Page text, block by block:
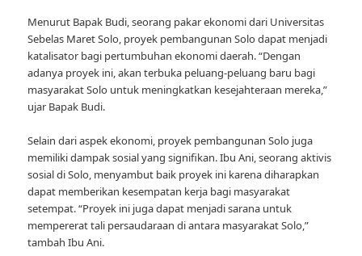
Menurut Bapak Budi, seorang pakar ekonomi dari Universitas
Sebelas Maret Solo, proyek pembangunan Solo dapat menjadi
katalisator bagi pertumbuhan ekonomi daerah. “Dengan
adanya proyek ini, akan terbuka peluang-peluang baru bagi
masyarakat Solo untuk meningkatkan kesejahteraan mereka,”
ujar Bapak Budi.
Selain dari aspek ekonomi, proyek pembangunan Solo juga
memiliki dampak sosial yang signifikan. Ibu Ani, seorang aktivis
sosial di Solo, menyambut baik proyek ini karena diharapkan
dapat memberikan kesempatan kerja bagi masyarakat
setempat. “Proyek ini juga dapat menjadi sarana untuk
mempererat tali persaudaraan di antara masyarakat Solo,”
tambah Ibu Ani.